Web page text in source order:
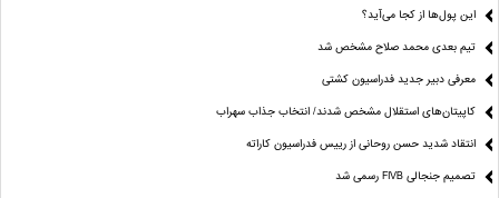
این پول‌ها از کجا می‌آید؟
تیم بعدی محمد صلاح مشخص شد
معرفی دبیر جدید فدراسیون کشتی
کاپیتان‌های استقلال مشخص شدند/ انتخاب جذاب سهراب
انتقاد شدید حسن روحانی از رییس فدراسیون کاراته
تصمیم جنجالی FIVB رسمی شد